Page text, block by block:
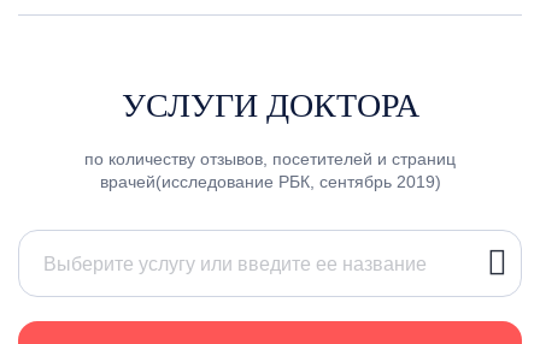
УСЛУГИ ДОКТОРА
по количеству отзывов, посетителей и страниц
врачей(исследование РБК, сентябрь 2019)